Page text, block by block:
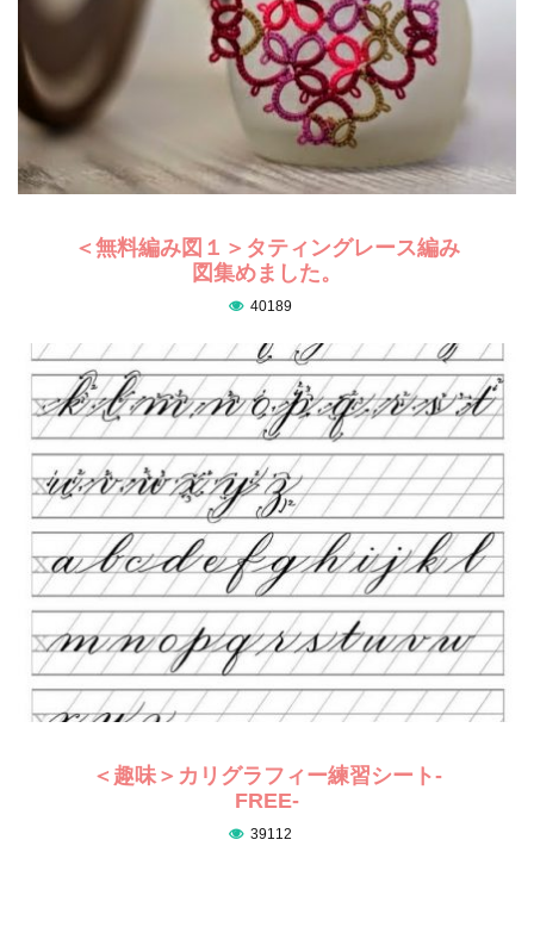
＜無料編み図１＞タティングレース編み
図集めました。
40189
＜趣味＞カリグラフィー練習シート-
FREE-
39112